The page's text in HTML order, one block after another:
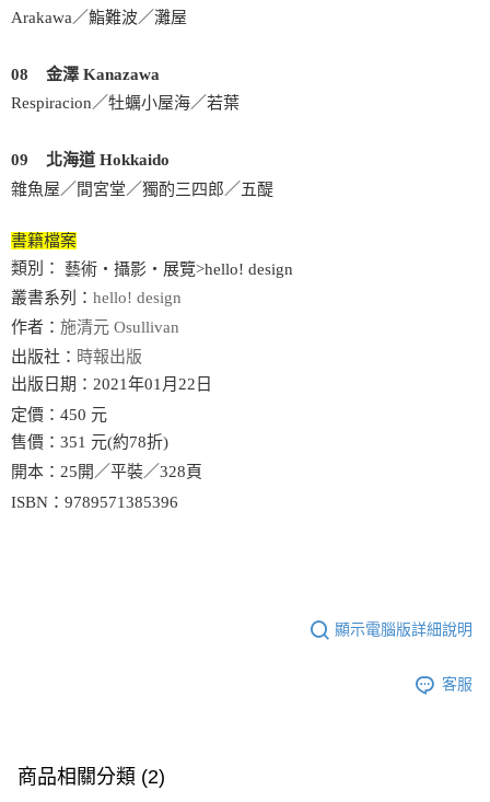
Arakawa／鮨難波／灘屋
08 金澤 Kanazawa
Respiracion／牡蠣小屋海／若葉
09 北海道 Hokkaido
雜魚屋／間宮堂／獨酌三四郎／五醍
書籍檔案
類別：
藝術‧攝影‧展覽>hello! design
叢書系列： hello! design
作者： 施清元 Osullivan
出版社： 時報出版
出版日期：2021年01月22日
定價：450 元
售價：351 元(約78折)
開本：25開／平裝／328頁
ISBN：9789571385396
顯示電腦版詳細說明
客服
商品相關分類 (2)